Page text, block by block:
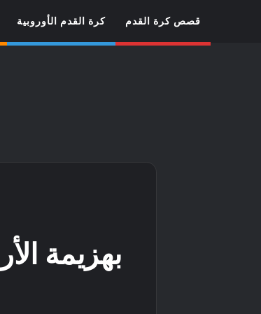
قصص كرة القدم كرة القدم الأوروبية
بهزيمة